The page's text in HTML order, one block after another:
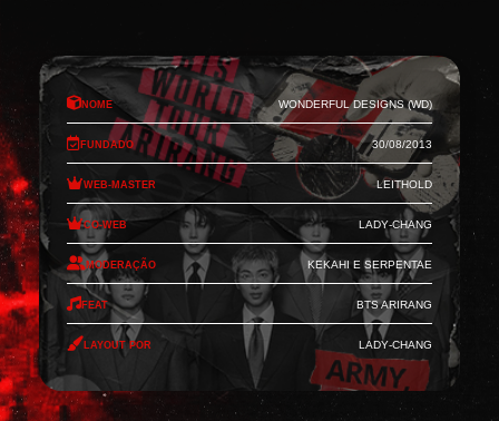
Nome Wonderful Designs (WD)
Fundado 30/08/2013
Web-Master Leithold
Co-Web Lady-Chang
Moderação Kekahi e Serpentae
Feat BTS Arirang
Layout por Lady-Chang